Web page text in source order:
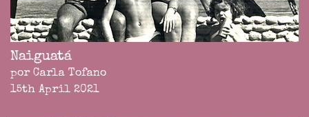
Naiguatá
por Carla Tofano
15th April 2021